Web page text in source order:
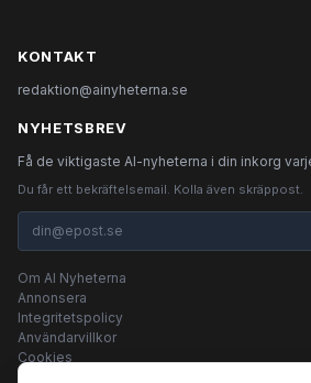
KONTAKT
redaktion@ainyheterna.se
NYHETSBREV
Få de viktigaste AI-nyheterna i din inkorg
Du får ett bekräftelsemail. Kolla även skräppost.
Om AI Nyheterna
Annonsera
Integritetspolicy
Användarvillkor
Cookies